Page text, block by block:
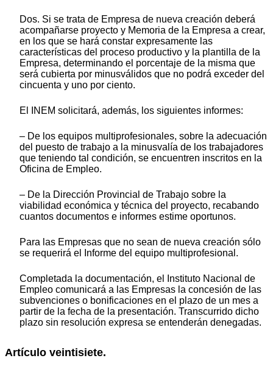
Dos. Si se trata de Empresa de nueva creación deberá
acompañarse proyecto y Memoria de la Empresa a crear,
en los que se hará constar expresamente las
características del proceso productivo y la plantilla de la
Empresa, determinando el porcentaje de la misma que
será cubierta por minusválidos que no podrá exceder del
cincuenta y uno por ciento.
El INEM solicitará, además, los siguientes informes:
– De los equipos multiprofesionales, sobre la adecuación
del puesto de trabajo a la minusvalía de los trabajadores
que teniendo tal condición, se encuentren inscritos en la
Oficina de Empleo.
– De la Dirección Provincial de Trabajo sobre la
viabilidad económica y técnica del proyecto, recabando
cuantos documentos e informes estime oportunos.
Para las Empresas que no sean de nueva creación sólo
se requerirá el Informe del equipo multiprofesional.
Completada la documentación, el Instituto Nacional de
Empleo comunicará a las Empresas la concesión de las
subvenciones o bonificaciones en el plazo de un mes a
partir de la fecha de la presentación. Transcurrido dicho
plazo sin resolución expresa se entenderán denegadas.
Artículo veintisiete.